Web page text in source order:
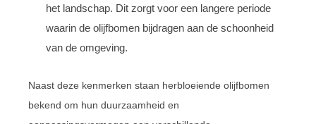
het landschap. Dit zorgt voor een langere periode
waarin de olijfbomen bijdragen aan de schoonheid
van de omgeving.
Naast deze kenmerken staan herbloeiende olijfbomen
bekend om hun duurzaamheid en